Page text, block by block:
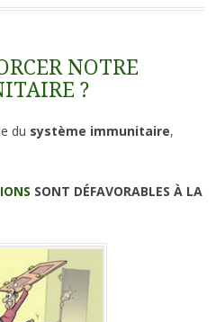
NOTRE
?
du système immunitaire,
SONT DÉFAVORABLES À LA